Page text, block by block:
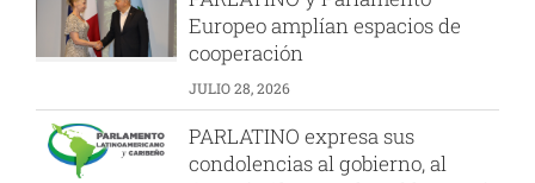
Europeo amplían espacios de
cooperación
JULIO 28, 2026
PARLATINO expresa sus
condolencias al gobierno, al